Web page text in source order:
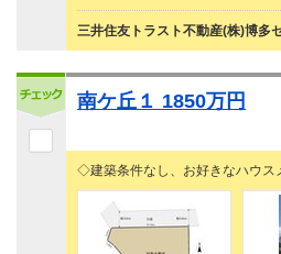
三井住友トラスト不動産(株)博多
南ケ丘１ 1850万円
◇建築条件なし、お好きなハウス